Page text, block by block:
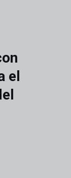
el